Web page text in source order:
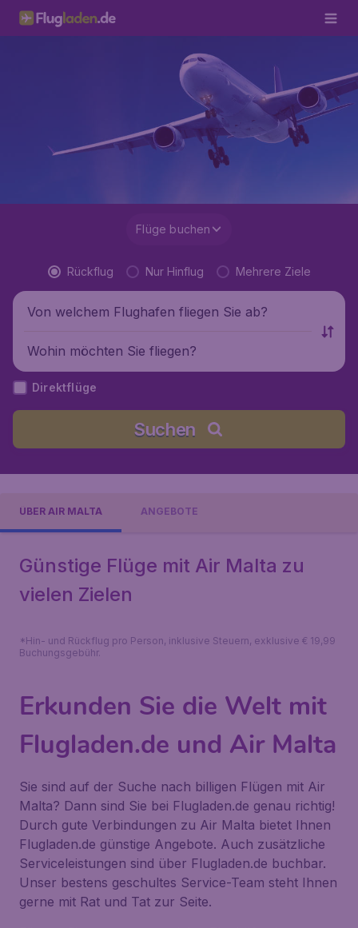
Flüge buchen
Rückflug Nur Hinflug Mehrere Ziele
Von welchem Flughafen fliegen Sie ab?
Wohin möchten Sie fliegen?
Direktflüge
Suchen
ÜBER AIR MALTA ANGEBOTE
Günstige Flüge mit Air Malta zu
vielen Zielen
*Hin- und Rückflug pro Person, inklusive Steuern, exklusive € 19,99
Buchungsgebühr.
Erkunden Sie die Welt mit
Flugladen.de und Air Malta
Sie sind auf der Suche nach billigen Flügen mit Air
Malta? Dann sind Sie bei Flugladen.de genau richtig!
Durch gute Verbindungen zu Air Malta bietet Ihnen
Flugladen.de günstige Angebote. Auch zusätzliche
Serviceleistungen sind über Flugladen.de buchbar.
Unser bestens geschultes Service-Team steht Ihnen
gerne mit Rat und Tat zur Seite.